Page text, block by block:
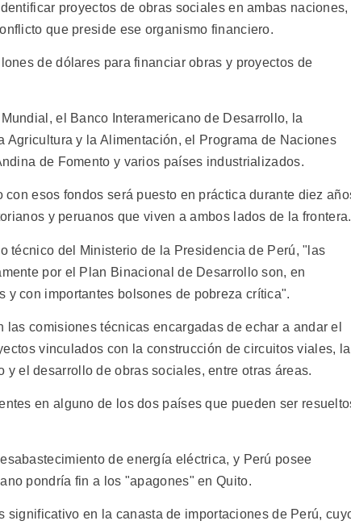
proyectos de obras sociales en ambas naciones,
que preside ese organismo financiero.
de dólares para financiar obras y proyectos de
el Banco Interamericano de Desarrollo, la
y la Alimentación, el Programa de Naciones
de Fomento y varios países industrializados.
esos fondos será puesto en práctica durante diez
y peruanos que viven a ambos lados de la frontera.
técnico del Ministerio de la Presidencia de Perú, "las
por el Plan Binacional de Desarrollo son, en
y con importantes bolsones de pobreza crítica".
comisiones técnicas encargadas de echar a andar el
vinculados con la construcción de circuitos viales, la
el desarrollo de obras sociales, entre otras áreas.
en alguno de los dos países que pueden ser
de energía eléctrica, y Perú posee
pondría fin a los "apagones" en Quito.
significativo en la canasta de importaciones de Perú,